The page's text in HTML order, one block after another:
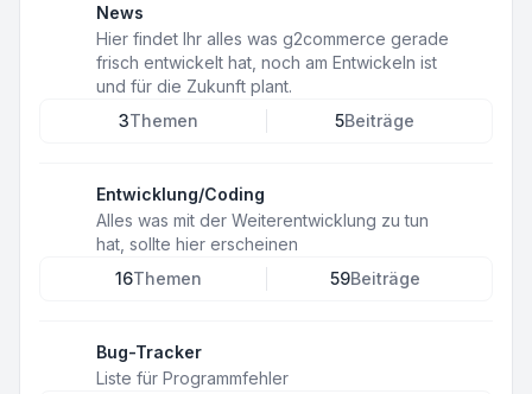
News
Hier findet Ihr alles was g2commerce gerade
frisch entwickelt hat, noch am Entwickeln ist
und für die Zukunft plant.
3Themen 5Beiträge
Entwicklung/Coding
Alles was mit der Weiterentwicklung zu tun
hat, sollte hier erscheinen
16Themen 59Beiträge
Bug-Tracker
Liste für Programmfehler